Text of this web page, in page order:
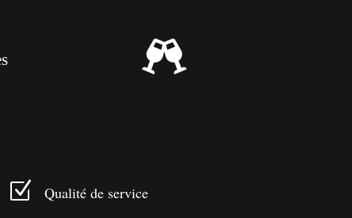

Z Qualité de service